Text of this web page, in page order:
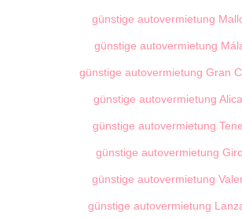
günstige autovermietung
günstige autovermietung
günstige autovermietung Gran
günstige autovermietung
günstige autovermietung
günstige autovermietung
günstige autovermietung
günstige autovermietung